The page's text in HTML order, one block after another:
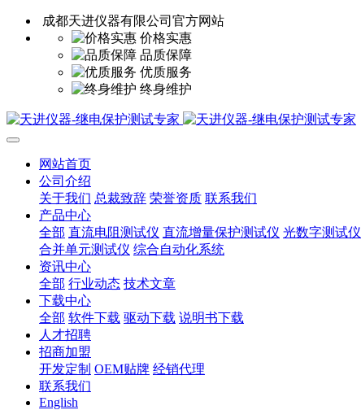
成都天进仪器有限公司官方网站
价格实惠
品质保障
优质服务
终身维护
网站首页
公司介绍
关于我们 总裁致辞 荣誉资质 联系我们
产品中心
全部 直流电阻测试仪 直流增量保护测试仪 光数字测试仪
合并单元测试仪 综合自动化系统
资讯中心
全部 行业动态 技术文章
下载中心
全部 软件下载 驱动下载 说明书下载
人才招聘
招商加盟
开发定制 OEM贴牌 经销代理
联系我们
English